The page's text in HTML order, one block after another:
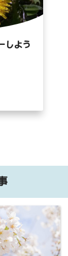
しよう